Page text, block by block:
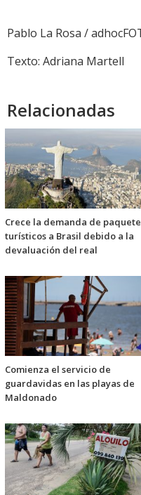
Pablo La Rosa /
Texto: Adriana Martell
Relacionadas
Crece la demanda de
turísticos a Brasil debido a la
devaluación del real
Comienza el servicio de
guardavidas en las playas de
Maldonado